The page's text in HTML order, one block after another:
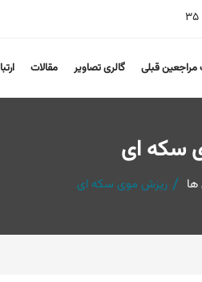
مراجعین قبلی گالری تصاویر مقالات
سکه ای
ها ریزش موی سکه ای